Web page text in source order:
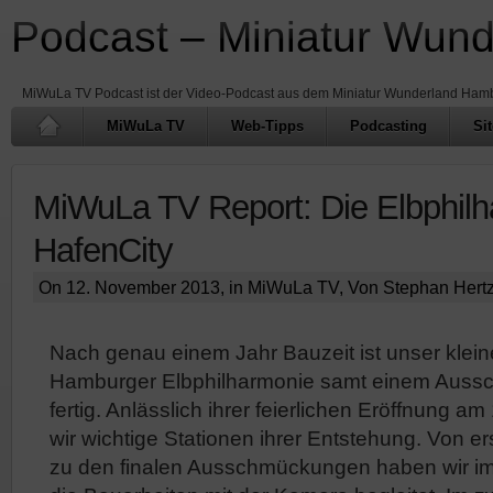
Podcast – Miniatur
MiWuLa TV Podcast ist der Video-Podcast aus dem Miniatur Wunderland
MiWuLa TV Web-Tipps Podcasting
MiWuLa TV Report: Die
HafenCity
On 12. November 2013, in MiWuLa TV, Von Stephan
Nach genau einem Jahr Bauzeit ist unser
Hamburger Elbphilharmonie samt einem
fertig. Anlässlich ihrer feierlichen Eröffnung
wir wichtige Stationen ihrer Entstehung. Von
zu den finalen Ausschmückungen haben wir